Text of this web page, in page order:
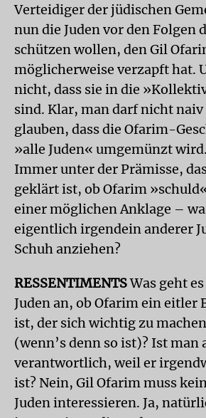
Verteidiger der jüdischen
nun die Juden vor den Folgen
schützen wollen, den Gil
möglicherweise verzapft hat.
nicht, dass sie in die
sind. Klar, man darf nicht naiv
glauben, dass die Ofarim-
»alle Juden« umgemünzt
Immer unter der Prämisse,
geklärt ist, ob Ofarim
einer möglichen Anklage –
eigentlich irgendein anderer
Schuh anziehen?
RESSENTIMENTSWas geht
Juden an, ob Ofarim ein eitler
ist, der sich wichtig zu
(wenn’s denn so ist)? Ist man
verantwortlich, weil er
ist? Nein, Gil Ofarim muss
Juden interessieren. Ja,